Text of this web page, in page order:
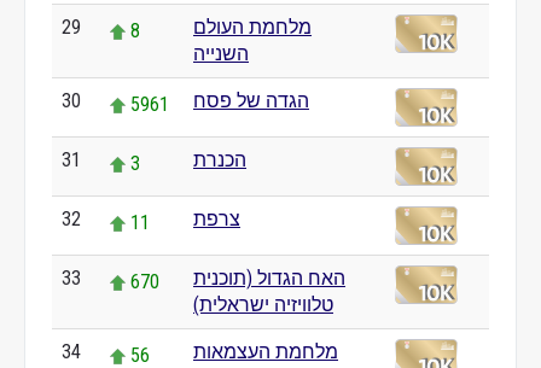
29 8
מלחמת העולם
השנייה
30 5961 הגדה של פסח
31 3 הכנרת
32 11 צרפת
33 670
האח הגדול (תוכנית
טלוויזיה ישראלית)
34 56 מלחמת העצמאות